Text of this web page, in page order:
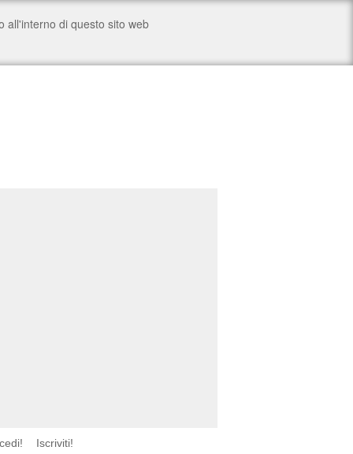
Iscriviti!